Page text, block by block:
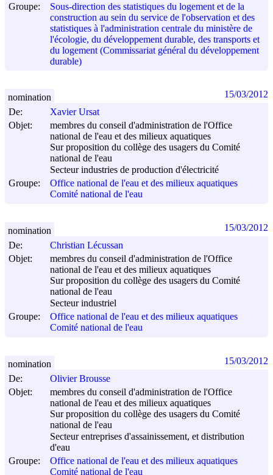
Groupe:
Sous-direction des statistiques du logement et de la
construction au sein du service de l'observation et des
statistiques à l'administration centrale du ministère de
l'écologie, du développement durable, des transports et
du logement (Commissariat général du développement
durable)
De:
Xavier Ursat
Objet:
membres du conseil d'administration de l'Office
national de l'eau et des milieux aquatiques
Sur proposition du collège des usagers du Comité
national de l'eau
Secteur industries de production d'électricité
Groupe:
Office national de l'eau et des milieux aquatiques
Comité national de l'eau
nomination 15/03/2012
De:
Christian Lécussan
Objet:
membres du conseil d'administration de l'Office
national de l'eau et des milieux aquatiques
Sur proposition du collège des usagers du Comité
national de l'eau
Secteur industriel
Groupe:
Office national de l'eau et des milieux aquatiques
Comité national de l'eau
nomination 15/03/2012
De:
Olivier Brousse
Objet:
membres du conseil d'administration de l'Office
national de l'eau et des milieux aquatiques
Sur proposition du collège des usagers du Comité
national de l'eau
Secteur entreprises d'assainissement, et distribution
d'eau
Groupe:
Office national de l'eau et des milieux aquatiques
Comité national de l'eau
nomination 15/03/2012